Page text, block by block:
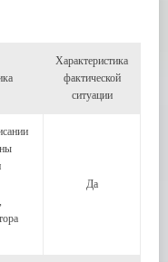
Характеристика
фактической
ситуации
Да